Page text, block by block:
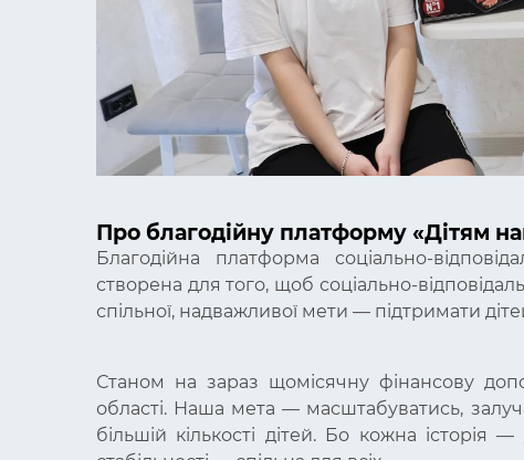
Про благодійну платформу «Дітям
Благодійна платформа соціально-
створена для того, щоб соціально-
спільної, надважливої мети — підтримати
Станом на зараз щомісячну фінансову
області. Наша мета — масштабуватись,
більшій кількості дітей. Бо кожна історія